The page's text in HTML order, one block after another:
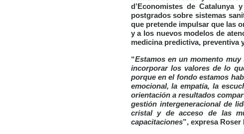
d’Economistes de
postgrados sobre sistemas
que pretende impulsar que las
y a los nuevos modelos de
medicina predictiva, preventiva
“Estamos en un momento
incorporar los valores de lo
porque en el fondo estamos
emocional, la empatía, la
orientación a resultados
gestión intergeneracional de
cristal y de acceso de las
capacitaciones”, expresa Roser